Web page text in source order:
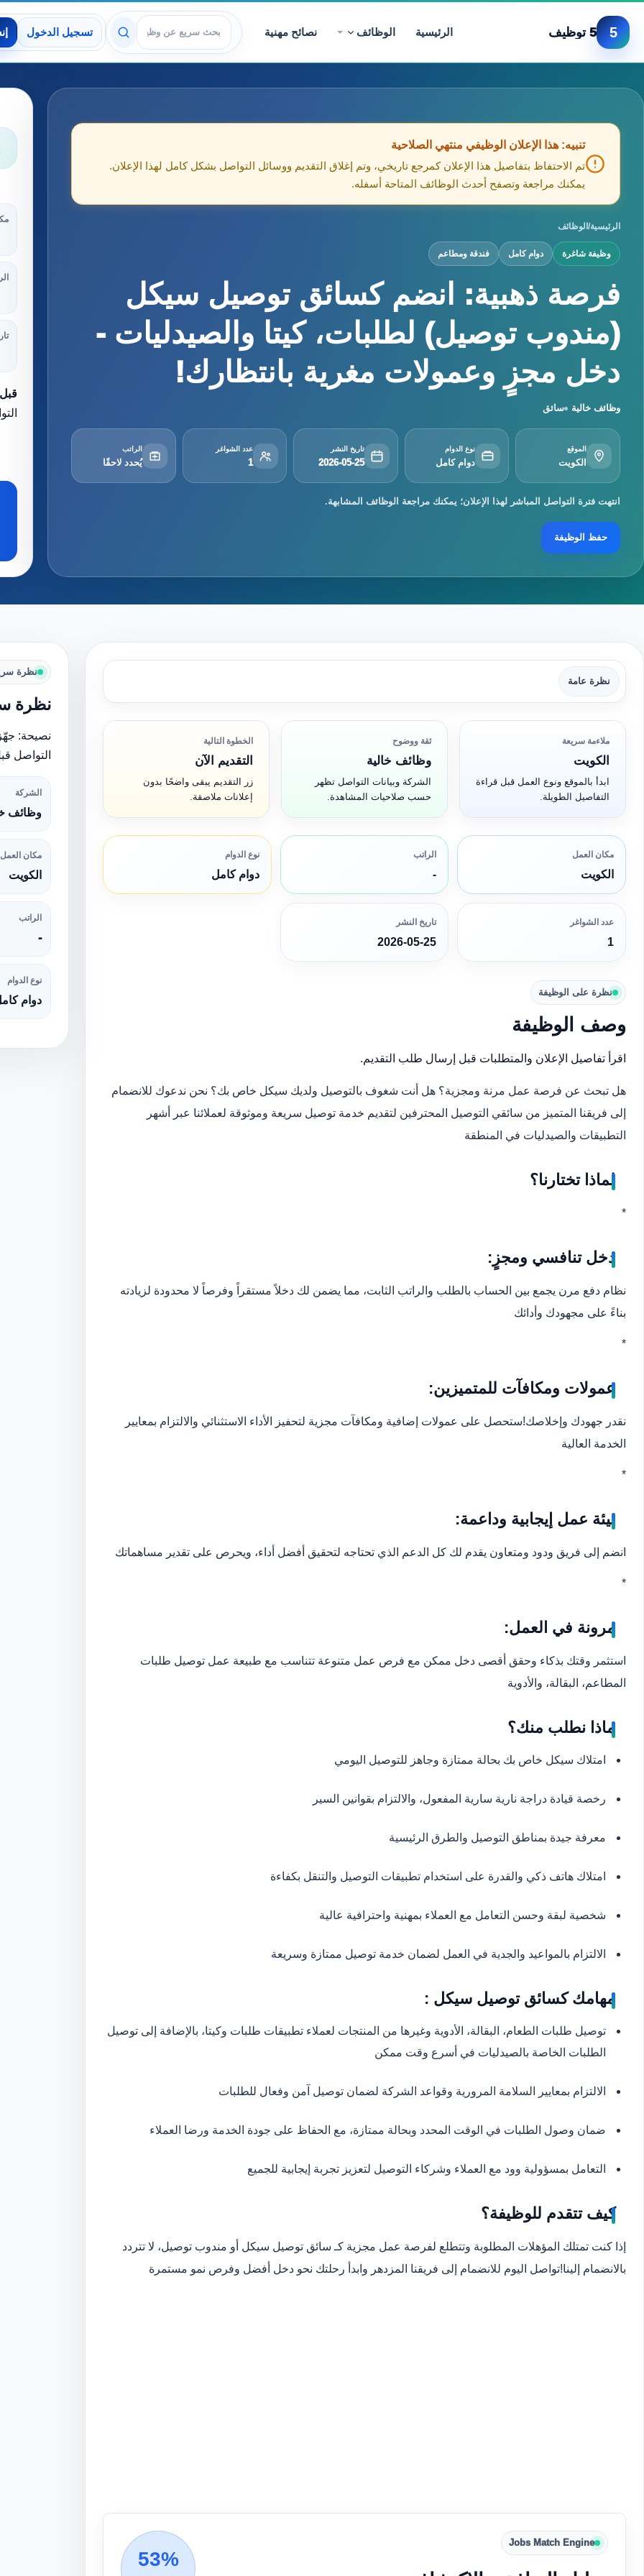
5 5 توظيف الرئيسية الوظائف نصائح مهنية
عرض الوظائف
تسجيل الدخول
تنبيه: هذا الإعلان الوظيفي منتهي الصلاحية
تم الاحتفاظ بتفاصيل هذا الإعلان كمرجع تاريخي، وتم إغلاق التقديم ووسائل التواصل بشكل كامل لهذا الإعلان.
يمكنك مراجعة وتصفح أحدث الوظائف المتاحة أسفله.
الرئيسية/ الوظائف
وظيفة شاغرة دوام كامل فندقة ومطاعم
فرصة ذهبية: انضم كسائق توصيل سيكل
(مندوب توصيل) لطلبات، كيتا والصيدليات -
دخل مجزٍ وعمولات مغرية بانتظارك!
وظائف خالية سائق
الموقع
الكويت
نوع الدوام
دوام كامل
تاريخ النشر
2026-05-25
عدد الشواغر
1
الراتب
يُحدد لاحقًا
انتهت فترة التواصل المباشر لهذا الإعلان؛ يمكنك مراجعة الوظائف المشابهة.
حفظ الوظيفة
نظرة عامة
ملاءمة سريعة
الكويت
ابدأ بالموقع ونوع العمل قبل قراءة
التفاصيل الطويلة.
ثقة ووضوح
وظائف خالية
الشركة وبيانات التواصل تظهر
حسب صلاحيات المشاهدة.
الخطوة التالية
التقديم الآن
زر التقديم يبقى واضحًا بدون
إعلانات ملاصقة.
مكان العمل
الكويت
الراتب
-
نوع الدوام
دوام كامل
عدد الشواغر
1
تاريخ النشر
2026-05-25
نظرة على الوظيفة
وصف الوظيفة
اقرأ تفاصيل الإعلان والمتطلبات قبل إرسال طلب التقديم.
هل تبحث عن فرصة عمل مرنة ومجزية؟ هل أنت شغوف بالتوصيل ولديك سيكل خاص بك؟ نحن ندعوك للانضمام
إلى فريقنا المتميز من سائقي التوصيل المحترفين لتقديم خدمة توصيل سريعة وموثوقة لعملائنا عبر أشهر
التطبيقات والصيدليات في المنطقة
لماذا تختارنا؟
*
دخل تنافسي ومجزٍ:
نظام دفع مرن يجمع بين الحساب بالطلب والراتب الثابت، مما يضمن لك دخلاً مستقراً وفرصاً لا محدودة لزيادته
بناءً على مجهودك وأدائك
*
عمولات ومكافآت للمتميزين:
نقدر جهودك وإخلاصك!ستحصل على عمولات إضافية ومكافآت مجزية لتحفيز الأداء الاستثنائي والالتزام بمعايير
الخدمة العالية
*
بيئة عمل إيجابية وداعمة:
انضم إلى فريق ودود ومتعاون يقدم لك كل الدعم الذي تحتاجه لتحقيق أفضل أداء، ويحرص على تقدير مساهماتك
*
مرونة في العمل:
استثمر وقتك بذكاء وحقق أقصى دخل ممكن مع فرص عمل متنوعة تتناسب مع طبيعة عمل توصيل طلبات
المطاعم، البقالة، والأدوية
ماذا نطلب منك؟
امتلاك سيكل خاص بك بحالة ممتازة وجاهز للتوصيل اليومي
رخصة قيادة دراجة نارية سارية المفعول، والالتزام بقوانين السير
معرفة جيدة بمناطق التوصيل والطرق الرئيسية
امتلاك هاتف ذكي والقدرة على استخدام تطبيقات التوصيل والتنقل بكفاءة
شخصية لبقة وحسن التعامل مع العملاء بمهنية واحترافية عالية
الالتزام بالمواعيد والجدية في العمل لضمان خدمة توصيل ممتازة وسريعة
مهامك كسائق توصيل سيكل :
توصيل طلبات الطعام، البقالة، الأدوية وغيرها من المنتجات لعملاء تطبيقات طلبات وكيتا، بالإضافة إلى توصيل
الطلبات الخاصة بالصيدليات في أسرع وقت ممكن
الالتزام بمعايير السلامة المرورية وقواعد الشركة لضمان توصيل آمن وفعال للطلبات
ضمان وصول الطلبات في الوقت المحدد وبحالة ممتازة، مع الحفاظ على جودة الخدمة ورضا العملاء
التعامل بمسؤولية وود مع العملاء وشركاء التوصيل لتعزيز تجربة إيجابية للجميع
كيف تتقدم للوظيفة؟
إذا كنت تمتلك المؤهلات المطلوبة وتتطلع لفرصة عمل مجزية كـ سائق توصيل سيكل أو مندوب توصيل، لا تتردد
بالانضمام إلينا!تواصل اليوم للانضمام إلى فريقنا المزدهر وابدأ رحلتك نحو دخل أفضل وفرص نمو مستمرة
Jobs Match Engine
53%
نظرة
نظرة
نصيحة:
التواصل
الشركة
وظائف
مكان العمل
الكويت
الراتب
-
نوع الدوام
دوام